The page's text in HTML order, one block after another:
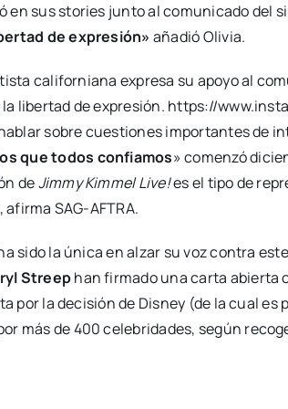
en sus stories junto al comunicado del
de expresión» añadió Olivia.
californiana expresa su apoyo al
libertad de expresión. https://
sobre cuestiones importantes de
que todos confiamos» comenzó
deJimmy Kimmel Live!es el tipo de
SAG-AFTRA.
sido la única en alzar su voz contra
Streephan firmado una carta abierta
por la decisión de Disney (de la cual es
más de 400 celebridades, según